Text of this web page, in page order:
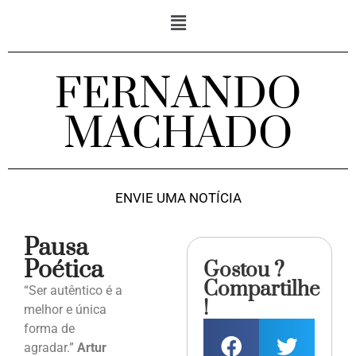
FERNANDO
MACHADO
ENVIE UMA NOTÍCIA
Pausa
Poética
“Ser autêntico é a
melhor e única
forma de
agradar.” Artur
Gostou ?
Compartilhe
!